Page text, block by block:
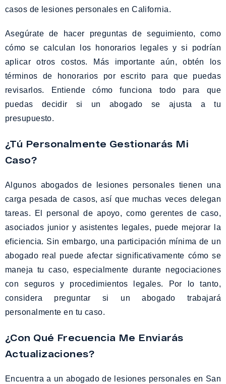
casos de lesiones personales en California.
Asegúrate de hacer preguntas de seguimiento, como
cómo se calculan los honorarios legales y si podrían
aplicar otros costos. Más importante aún, obtén los
términos de honorarios por escrito para que puedas
revisarlos. Entiende cómo funciona todo para que
puedas decidir si un abogado se ajusta a tu
presupuesto.
¿Tú Personalmente Gestionarás Mi
Caso?
Algunos abogados de lesiones personales tienen una
carga pesada de casos, así que muchas veces delegan
tareas. El personal de apoyo, como gerentes de caso,
asociados junior y asistentes legales, puede mejorar la
eficiencia. Sin embargo, una participación mínima de un
abogado real puede afectar significativamente cómo se
maneja tu caso, especialmente durante negociaciones
con seguros y procedimientos legales. Por lo tanto,
considera preguntar si un abogado trabajará
personalmente en tu caso.
¿Con Qué Frecuencia Me Enviarás
Actualizaciones?
Encuentra a un abogado de lesiones personales en San